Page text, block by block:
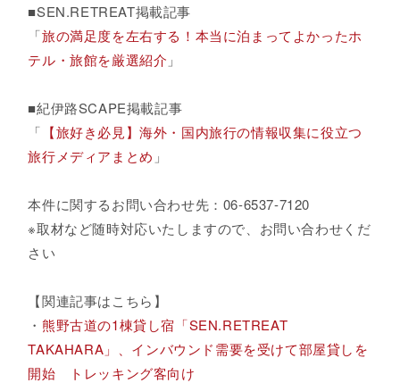
■SEN.RETREAT掲載記事
「旅の満足度を左右する！本当に泊まってよかったホ
テル・旅館を厳選紹介 」
■紀伊路SCAPE掲載記事
「 【旅好き必見】海外・国内旅行の情報収集に役立つ
旅行メディアまとめ 」
本件に関するお問い合わせ先：06-6537-7120
※取材など随時対応いたしますので、お問い合わせくだ
さい
【関連記事はこちら】
・ 熊野古道の1棟貸し宿「SEN.RETREAT
TAKAHARA」、インバウンド需要を受けて部屋貸しを
開始 トレッキング客向け